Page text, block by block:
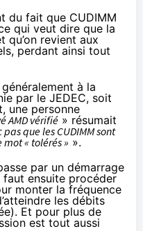
du fait que CUDIMM
qui veut dire que la
qu’on revient aux
perdant ainsi tout
à la
par le JEDEC, soit
, une personne
AMD vérifié » résumait
que les CUDIMM sont
« tolérés » ».
par un démarrage
faut ensuite procéder
monter la fréquence
les débits
Et pour plus de
est tout aussi